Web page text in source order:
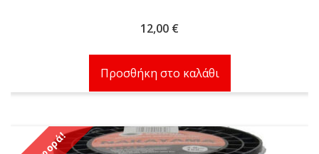
12,00 €
Προσθήκη στο καλάθι